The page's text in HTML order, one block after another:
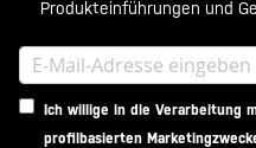
Produkteinführungen und
Ich willige in die Verarbeitung
profilbasierten